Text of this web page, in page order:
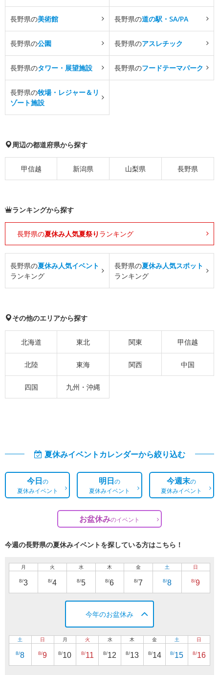
長野県の美術館 長野県の道の駅・SA/PA
長野県の公園 長野県のアスレチック
長野県のタワー・展望施設 長野県のフードテーマパーク
長野県の牧場・レジャー＆リ
ゾート施設
周辺の都道府県から探す
甲信越 新潟県 山梨県 長野県
ランキングから探す
長野県の夏休み人気夏祭り ランキング
長野県の夏休み人気イベント
ランキング
長野県の夏休み人気スポット
ランキング
その他のエリアから探す
北海道 東北 関東 甲信越
北陸 東海 関西 中国
四国 九州・沖縄
夏休みイベントカレンダーから絞り込む
今日の
夏休みイベント
明日の
夏休みイベント
今週末の
夏休みイベント
お盆休みのイベント
今週の長野県の夏休みイベントを探している方はこちら！
月
8/3
火
8/4
水
8/5
木
8/6
金
8/7
土
8/8
日
8/9
今年のお盆休み
土
8/8
日
8/9
月
8/10
火
8/11
水
8/12
木
8/13
金
8/14
土
8/15
日
8/16